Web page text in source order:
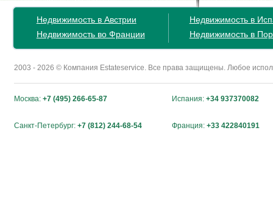
Недвижимость в Австрии
Недвижимость во Франции
Недвижимость в
Недвижимость в
2003 - 2026 © Компания Estateservice. Все права защищены. Любое
Москва: +7 (495) 266-65-87 Испания: +34 937370082
Санкт-Петербург: +7 (812) 244-68-54 Франция: +33 422840191